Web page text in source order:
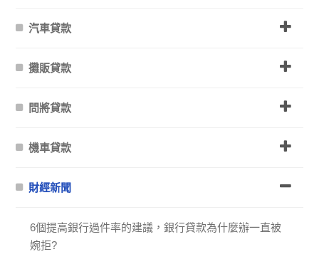
汽車貸款
攤販貸款
問將貸款
機車貸款
財經新聞
6個提高銀行過件率的建議，銀行貸款為什麼辦一直被
婉拒?